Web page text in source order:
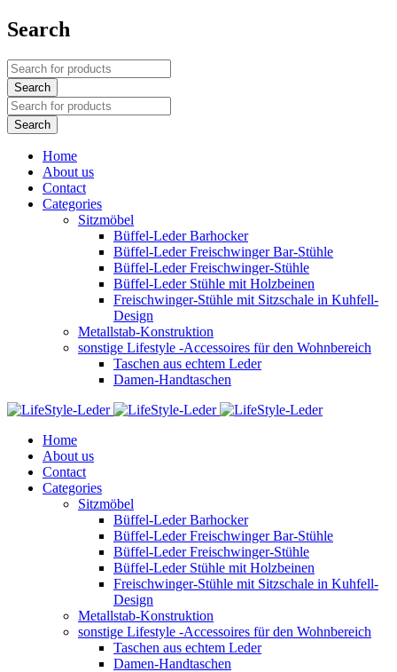
Search
Home
About us
Contact
Categories
Sitzmöbel
Büffel-Leder Barhocker
Büffel-Leder Freischwinger Bar-Stühle
Büffel-Leder Freischwinger-Stühle
Büffel-Leder Stühle mit Holzbeinen
Freischwinger-Stühle mit Sitzschale in Kuhfell-
Design
Metallstab-Konstruktion
sonstige Lifestyle -Accessoires für den Wohnbereich
Taschen aus echtem Leder
Damen-Handtaschen
Home
About us
Contact
Categories
Sitzmöbel
Büffel-Leder Barhocker
Büffel-Leder Freischwinger Bar-Stühle
Büffel-Leder Freischwinger-Stühle
Büffel-Leder Stühle mit Holzbeinen
Freischwinger-Stühle mit Sitzschale in Kuhfell-
Design
Metallstab-Konstruktion
sonstige Lifestyle -Accessoires für den Wohnbereich
Taschen aus echtem Leder
Damen-Handtaschen